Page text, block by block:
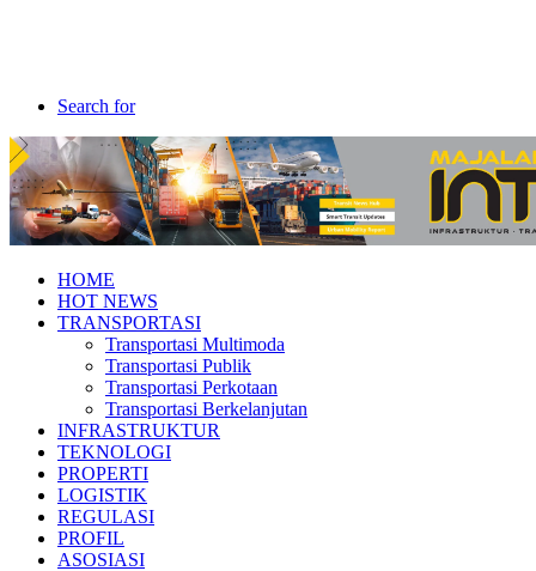
Search for
HOME
HOT NEWS
TRANSPORTASI
Transportasi Multimoda
Transportasi Publik
Transportasi Perkotaan
Transportasi Berkelanjutan
INFRASTRUKTUR
TEKNOLOGI
PROPERTI
LOGISTIK
REGULASI
PROFIL
ASOSIASI